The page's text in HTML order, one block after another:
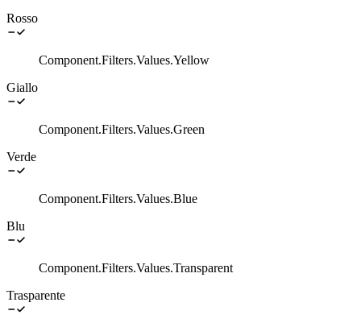
Rosso
Component.Filters.Values.Yellow
Giallo
Component.Filters.Values.Green
Verde
Component.Filters.Values.Blue
Blu
Component.Filters.Values.Transparent
Trasparente